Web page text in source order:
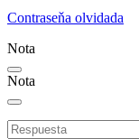
Contraseňa olvidada
Nota
Nota